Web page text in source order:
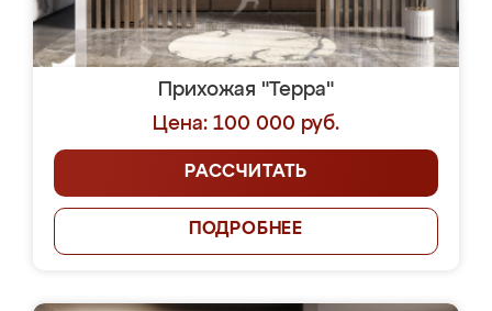
Прихожая "Терра"
Цена: 100 000 руб.
РАССЧИТАТЬ
ПОДРОБНЕЕ